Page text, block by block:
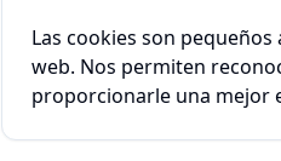
Las cookies son
web. Nos permiten
proporcionarle una mejor